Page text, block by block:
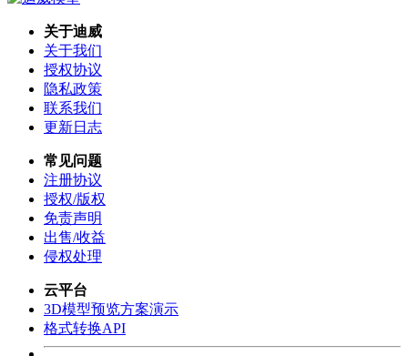
关于迪威
关于我们
授权协议
隐私政策
联系我们
更新日志
常见问题
注册协议
授权/版权
免责声明
出售/收益
侵权处理
云平台
3D模型预览方案演示
格式转换API